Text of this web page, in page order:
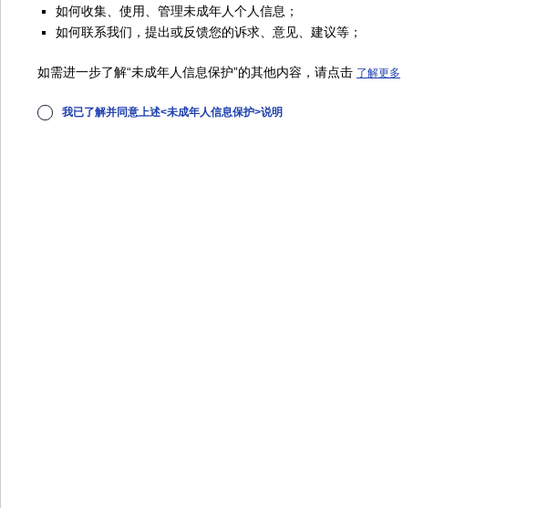
如何收集、使用、管理未成年人个人信息；
如何联系我们，提出或反馈您的诉求、意见、建议等；
如需进一步了解“未成年人信息保护”的其他内容，请点击 了解更多
✔ 我已了解并同意上述<未成年人信息保护>说明